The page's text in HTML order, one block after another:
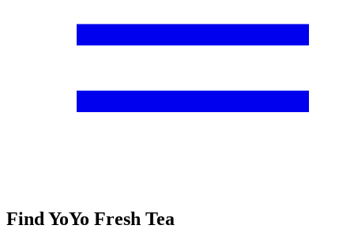
Find YoYo Fresh Tea